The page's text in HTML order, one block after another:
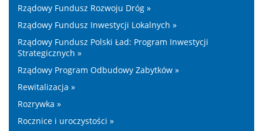
Rządowy Fundusz Rozwoju Dróg »
Rządowy Fundusz Inwestycji Lokalnych »
Rządowy Fundusz Polski Ład: Program Inwestycji
Strategicznych »
Rządowy Program Odbudowy Zabytków »
Rewitalizacja »
Rozrywka »
Rocznice i uroczystości »